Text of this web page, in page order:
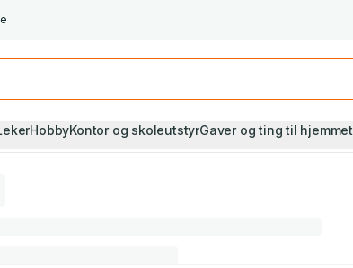
HobbyKontor og skoleutstyrGaver og ting til hjemmet